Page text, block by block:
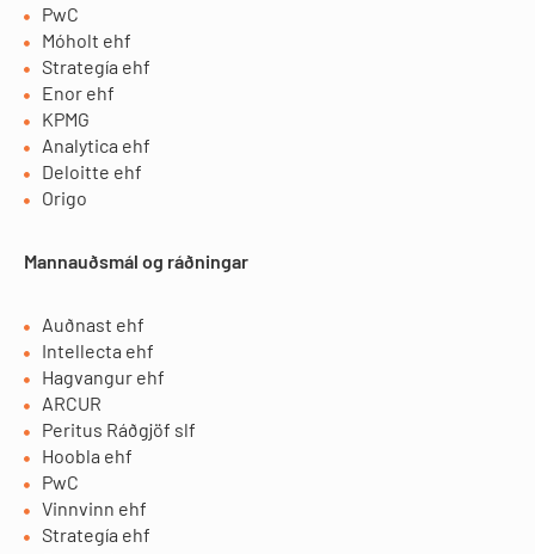
PwC
Móholt ehf
Strategía ehf
Enor ehf
KPMG
Analytica ehf
Deloitte ehf
Origo
Mannauðsmál og ráðningar
Auðnast ehf
Intellecta ehf
Hagvangur ehf
ARCUR
Peritus Ráðgjöf slf
Hoobla ehf
PwC
Vinnvinn ehf
Strategía ehf